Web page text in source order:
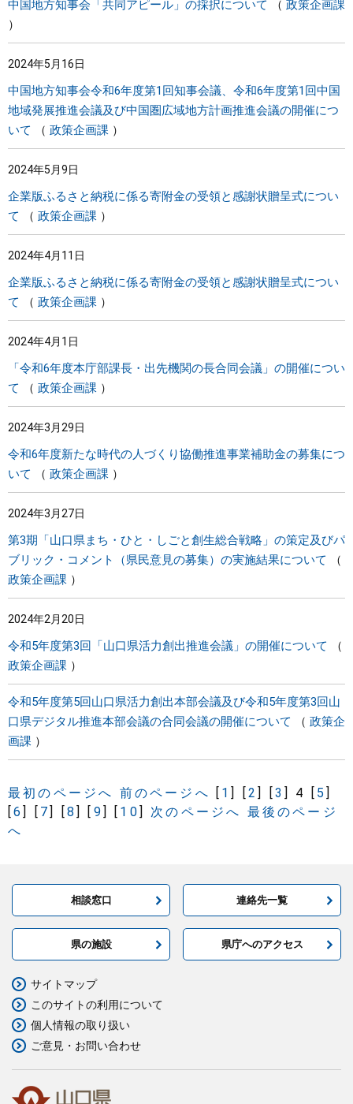
中国地方知事会「共同アピール」の採択について 政策企画課
2024年5月16日
中国地方知事会令和6年度第1回知事会議、令和6年度第1回中国
地域発展推進会議及び中国圏広域地方計画推進会議の開催につ
いて
政策企画課
2024年5月9日
企業版ふるさと納税に係る寄附金の受領と感謝状贈呈式につい
て
政策企画課
2024年4月11日
企業版ふるさと納税に係る寄附金の受領と感謝状贈呈式につい
て
政策企画課
2024年4月1日
「令和6年度本庁部課長・出先機関の長合同会議」の開催につい
て
政策企画課
2024年3月29日
令和6年度新たな時代の人づくり協働推進事業補助金の募集につ
いて
政策企画課
2024年3月27日
第3期「山口県まち・ひと・しごと創生総合戦略」の策定及びパ
ブリック・コメント（県民意見の募集）の実施結果について
政策企画課
2024年2月20日
令和5年度第3回「山口県活力創出推進会議」の開催について
政策企画課
令和5年度第5回山口県活力創出本部会議及び令和5年度第3回山
口県デジタル推進本部会議の合同会議の開催について
政策企
画課
最初のページへ 前のページへ [ 1] [2] [3] 4 [ 5]
[6] [ 7] [8] [ 9] [ 10] 次のページへ 最後のページ
へ
相談窓口 連絡先一覧
県の施設 県庁へのアクセス
サイトマップ
このサイトの利用について
個人情報の取り扱い
ご意見・お問い合わせ